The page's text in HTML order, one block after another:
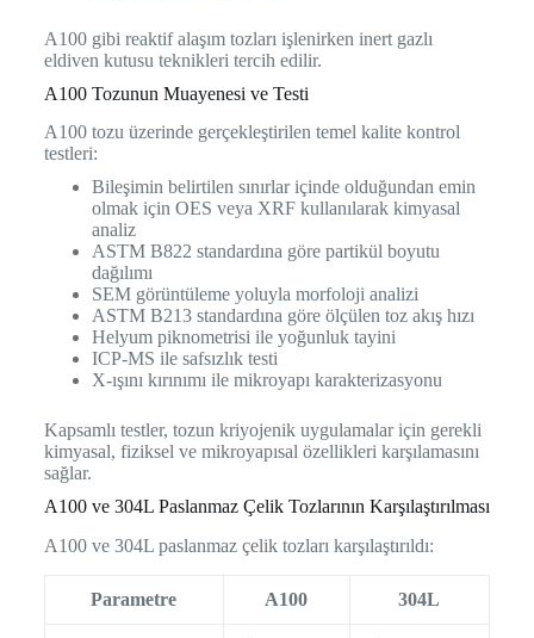
A100 gibi reaktif alaşım tozları işlenirken inert gazlı
eldiven kutusu teknikleri tercih edilir.
A100 Tozunun Muayenesi ve Testi
A100 tozu üzerinde gerçekleştirilen temel kalite kontrol
testleri:
Bileşimin belirtilen sınırlar içinde olduğundan emin
olmak için OES veya XRF kullanılarak kimyasal
analiz
ASTM B822 standardına göre partikül boyutu
dağılımı
SEM görüntüleme yoluyla morfoloji analizi
ASTM B213 standardına göre ölçülen toz akış hızı
Helyum piknometrisi ile yoğunluk tayini
ICP-MS ile safsızlık testi
X-ışını kırınımı ile mikroyapı karakterizasyonu
Kapsamlı testler, tozun kriyojenik uygulamalar için gerekli
kimyasal, fiziksel ve mikroyapısal özellikleri karşılamasını
sağlar.
A100 ve 304L Paslanmaz Çelik Tozlarının Karşılaştırılması
A100 ve 304L paslanmaz çelik tozları karşılaştırıldı:
Parametre A100 304L